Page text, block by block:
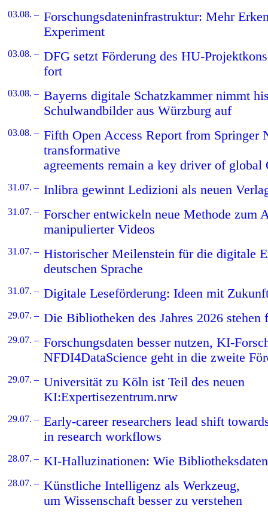
03.08. – Forschungsdateninfrastruktur: Mehr
Experiment
03.08. – DFG setzt Förderung des HU-
fort
03.08. – Bayerns digitale Schatzkammer nimmt
Schulwandbilder aus Würzburg auf
03.08. – Fifth Open Access Report from Springer
transformative
agreements remain a key driver of
31.07. – Inlibra gewinnt Ledizioni als neuen
31.07. – Forscher entwickeln neue Methode zum
manipulierter Videos
31.07. – Historischer Meilenstein für die digitale
deutschen Sprache
31.07. – Digitale Leseförderung: Ideen mit
29.07. – Die Bibliotheken des Jahres 2026 stehen
29.07. – Forschungsdaten besser nutzen, KI-
NFDI4DataScience geht in die zweite
29.07. – Universität zu Köln ist Teil des neuen
KI:Expertisezentrum.nrw
29.07. – Early-career researchers lead shift
in research workflows
28.07. – KI-Halluzinationen: Wie
28.07. – Künstliche Intelligenz als Werkzeug,
um Wissenschaft besser zu verstehen